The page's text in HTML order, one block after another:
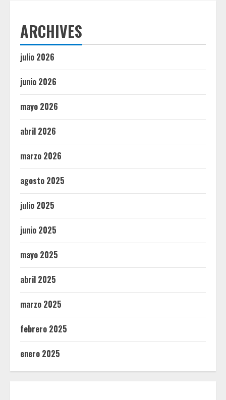
ARCHIVES
julio 2026
junio 2026
mayo 2026
abril 2026
marzo 2026
agosto 2025
julio 2025
junio 2025
mayo 2025
abril 2025
marzo 2025
febrero 2025
enero 2025